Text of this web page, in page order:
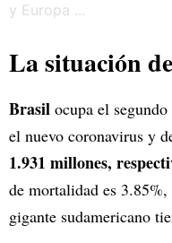
La situación
Brasil ocupa el
el nuevo coronavirus y
1.931 millones,
de mortalidad es
gigante sudamericano